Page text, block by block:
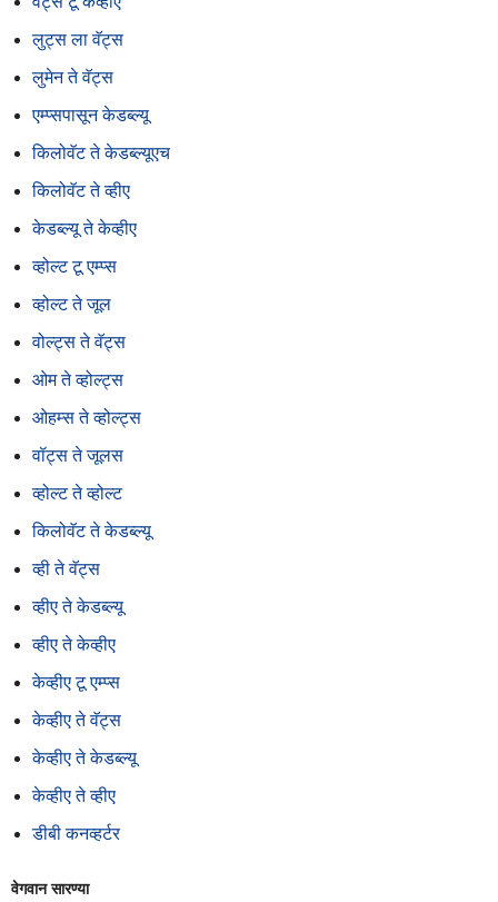
लुट्स ला वॅट्स
लुमेन ते वॅट्स
एम्प्सपासून केडब्ल्यू
किलोवॅट ते केडब्ल्यूएच
किलोवॅट ते व्हीए
केडब्ल्यू ते केव्हीए
व्होल्ट टू एम्प्स
व्होल्ट ते जूल
वोल्ट्स ते वॅट्स
ओम ते व्होल्ट्स
ओहम्स ते व्होल्ट्स
वॉट्स ते जूलस
व्होल्ट ते व्होल्ट
किलोवॅट ते केडब्ल्यू
व्ही ते वॅट्स
व्हीए ते केडब्ल्यू
व्हीए ते केव्हीए
केव्हीए टू एम्प्स
केव्हीए ते वॅट्स
केव्हीए ते केडब्ल्यू
केव्हीए ते व्हीए
डीबी कनव्हर्टर
वेगवान सारण्या